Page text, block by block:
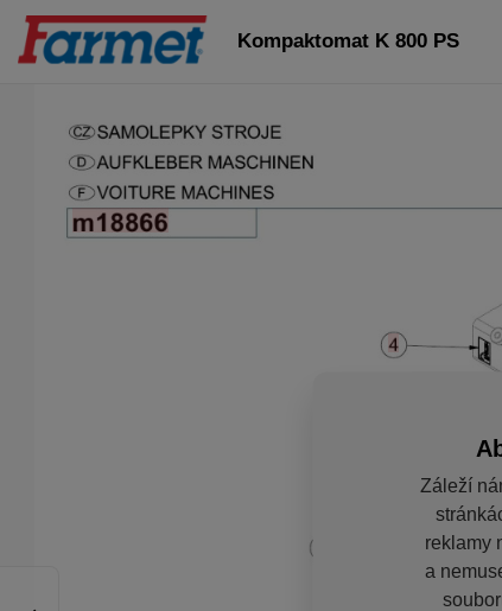
Kompaktomat K 800 PS
Záleží
reklamy
a